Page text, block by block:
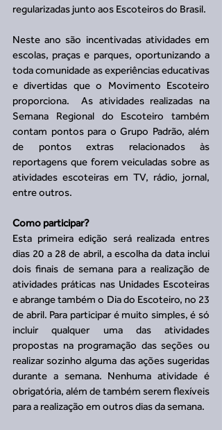
regularizadas junto aos Escoteiros do Brasil.
Neste ano são incentivadas atividades em
escolas, praças e parques, oportunizando a
toda comunidade as experiências educativas
e divertidas que o Movimento Escoteiro
proporciona.  As atividades realizadas na
Semana Regional do Escoteiro também
contam pontos para o Grupo Padrão, além
de pontos extras relacionados às
reportagens que forem veiculadas sobre as
atividades escoteiras em TV, rádio, jornal,
entre outros.
Como participar?
Esta primeira edição será realizada entres
dias 20 a 28 de abril, a escolha da data inclui
dois finais de semana para a realização de
atividades práticas nas Unidades Escoteiras
e abrange também o Dia do Escoteiro, no 23
de abril. Para participar é muito simples, é só
incluir qualquer uma das atividades
propostas na programação das seções ou
realizar sozinho alguma das ações sugeridas
durante a semana. Nenhuma atividade é
obrigatória, além de também serem flexíveis
para a realização em outros dias da semana.